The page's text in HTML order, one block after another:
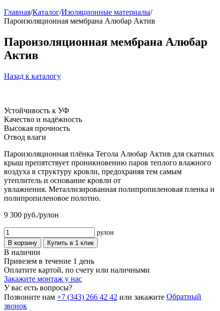
Главная/Каталог/Изоляционные материалы/
Пароизоляционная мембрана Алюбар Актив
Пароизоляционная мембрана Алюбар
Актив
Назад к каталогу
Устойчивость к УФ
Качество и надёжность
Высокая прочность
Отвод влаги
Пароизоляционная плёнка Тегола Алюбар Актив для скатных
крыш препятствует проникновению паров теплого влажного
воздуха в структуру кровли, предохраняя тем самым
утеплитель и основание кровли от
увлажнения. Металлизированная полипропиленовая пленка и
полипропиленовое полотно.
9 300 руб./рулон
рулон
В корзину
Купить в 1 клик
В наличии
Привезем в течение 1 день
Оплатите картой, по счету или наличными
Закажите монтаж у нас
У вас есть вопросы?
Позвоните нам +7 (343) 266 42 42 или закажите Обратный
звонок